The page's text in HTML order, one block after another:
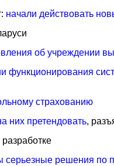
начали действовать
об учреждении
функционирования
страхованию
них претендовать,
серьезные решения по